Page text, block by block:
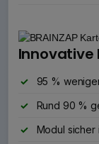
95 %
Rund 90 %
Modul sicher